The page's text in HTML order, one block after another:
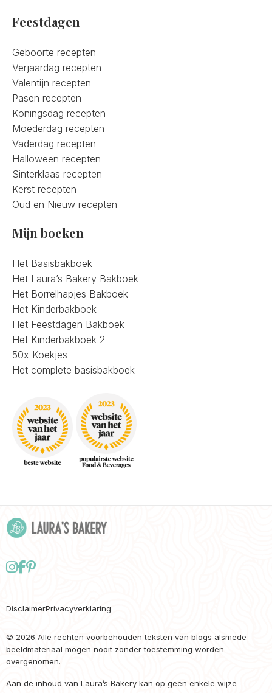
Feestdagen
Geboorte recepten
Verjaardag recepten
Valentijn recepten
Pasen recepten
Koningsdag recepten
Moederdag recepten
Vaderdag recepten
Halloween recepten
Sinterklaas recepten
Kerst recepten
Oud en Nieuw recepten
Mijn boeken
Het Basisbakboek
Het Laura’s Bakery Bakboek
Het Borrelhapjes Bakboek
Het Kinderbakboek
Het Feestdagen Bakboek
Het Kinderbakboek 2
50x Koekjes
Het complete basisbakboek
Follow
on
Delen
Facebook
Pinterest
DisclaimerPrivacyverklaring
© 2026 Alle rechten voorbehouden teksten van blogs alsmede
beeldmateriaal mogen nooit zonder toestemming worden
overgenomen.
Aan de inhoud van Laura’s Bakery kan op geen enkele wijze